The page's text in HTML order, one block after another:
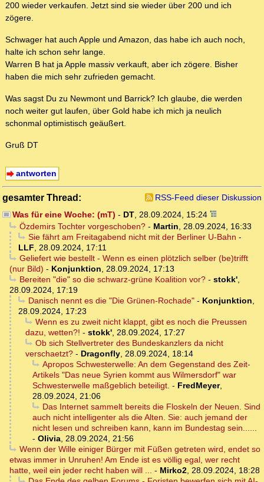
200 wieder verkaufen. Jetzt sind sie wieder über 200 und ich
zögere.
Schwager hat auch Apple und Amazon, das habe ich auch noch,
halte ich schon sehr lange.
Warren B hat ja Apple massiv verkauft, aber ich zögere. Bisher
haben die mich sehr zufrieden gemacht.
Was sagst Du zu Newmont und Barrick? Ich glaube, die werden
noch weiter gut laufen, über Gold habe ich mich ja neulich
schonmal optimistisch geäußert.
Gruß DT
antworten
gesamter Thread:
RSS-Feed dieser Diskussion
Was für eine Woche: (mT) - DT, 28.09.2024, 15:24
Özdemirs Tochter vorgeschoben?- Martin, 28.09.2024, 16:33
Sie fährt am Freitagabend nicht mit der Berliner U-Bahn -
LLF, 28.09.2024, 17:11
Geliefert wie bestellt - Wenn es einen plötzlich selber (be)trifft
(nur Bild) - Konjunktion, 28.09.2024, 17:13
Bereiten "die" so die schwarz-grüne Koalition vor?- stokk',
28.09.2024, 17:19
Danisch nennt es die "Die Grünen-Rochade"- Konjunktion,
28.09.2024, 17:23
Wenn es zu zweit nicht klappt, gibt es noch die Preussen
dazu, wetten?! - stokk', 28.09.2024, 17:27
Ob sich Stellvertreter des Bundeskanzlers da nicht
verschaetzt? - Dragonfly, 28.09.2024, 18:14
Apropos Schwesterwelle: An dem Gegenstand des Zeit-
Artikels "Das neue Syrien kommt aus Wilmersdorf" war
Schwesterwelle maßgeblich beteiligt. - FredMeyer,
28.09.2024, 21:06
Das Internet sammelt bereits die Floskeln der Neuen. Sind
auch nicht intelligenter als die Alten. Sie: auch jemand der
nicht lesen und schreiben kann, kann im Bundestag sein......
- Olivia, 28.09.2024, 21:56
Wenn der Wille einiger Bürger mit Füßen getreten wird, endet so
etwas immer in Unruhen! Am Ende ist es völlig egal, wer recht
hatte, weil ein jeder recht haben will ... - Mirko2, 28.09.2024, 18:28